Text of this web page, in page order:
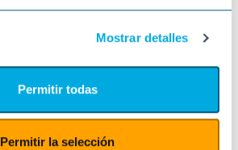
Mostrar detalles
Permitir todas
Permitir la selección